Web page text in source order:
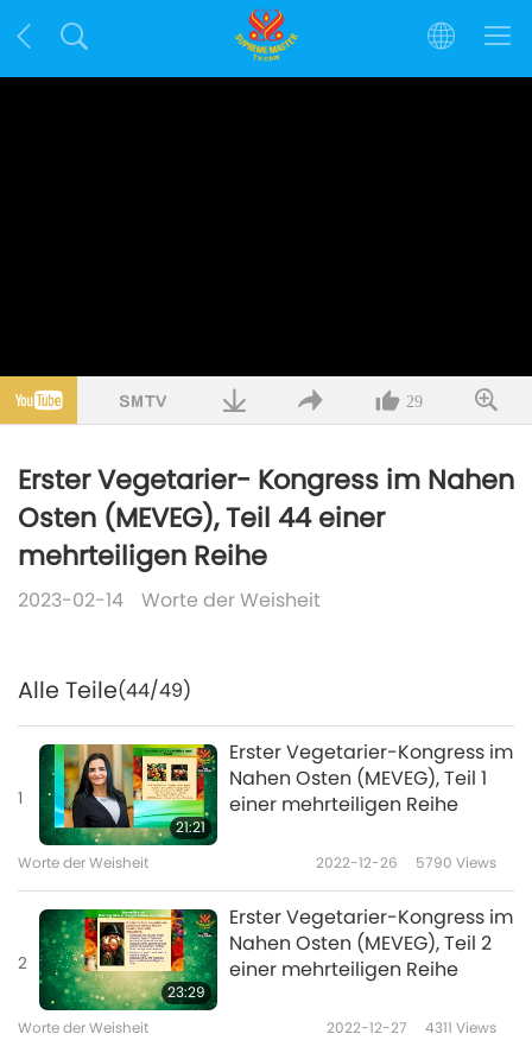
29
Erster Vegetarier- Kongress im Nahen
Osten (MEVEG), Teil 44 einer
mehrteiligen Reihe
2023-02-14 Worte der Weisheit
Alle Teile(44/49)
1
21:21
Erster Vegetarier-Kongress im
Nahen Osten (MEVEG), Teil 1
einer mehrteiligen Reihe
Worte der Weisheit 2022-12-26 5790 Views
2
23:29
Erster Vegetarier-Kongress im
Nahen Osten (MEVEG), Teil 2
einer mehrteiligen Reihe
Worte der Weisheit 2022-12-27 4311 Views